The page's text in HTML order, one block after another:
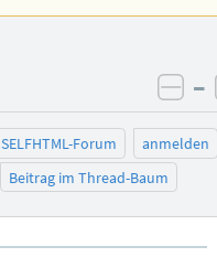
–
SELFHTML-Forum
anmelden
Beitrag im Thread-Baum